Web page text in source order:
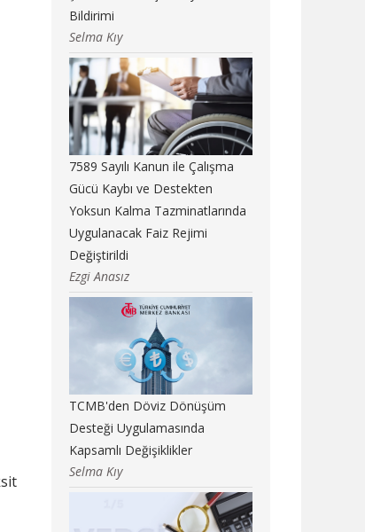
Bildirimi
Selma Kıy
7589 Sayılı Kanun ile Çalışma
Gücü Kaybı ve Destekten
Yoksun Kalma Tazminatlarında
Uygulanacak Faiz Rejimi
Değiştirildi
Ezgi Anasız
TCMB'den Döviz Dönüşüm
Desteği Uygulamasında
Kapsamlı Değişiklikler
Selma Kıy